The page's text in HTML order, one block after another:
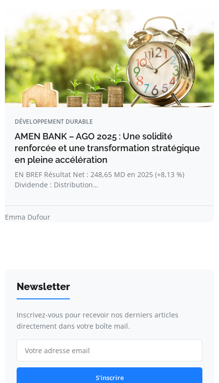
DÉVELOPPEMENT DURABLE
AMEN BANK – AGO 2025 : Une solidité
renforcée et une transformation stratégique
en pleine accélération
EN BREF Résultat Net : 248,65 MD en 2025 (+8,13 %)
Dividende : Distribution…
Emma Dufour
Newsletter
Inscrivez-vous pour recevoir nos derniers articles
directement dans votre boîte mail.
S'inscrire